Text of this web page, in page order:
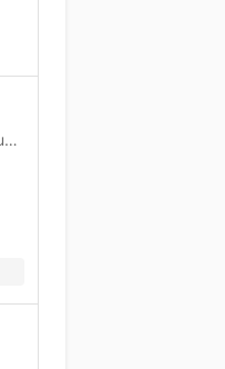
Finanz- und Gebäudeausschuß